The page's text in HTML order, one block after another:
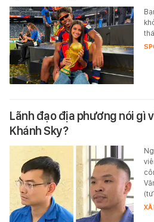
Lãnh đạo địa phương nói gì
Khánh Sky?
XÃ